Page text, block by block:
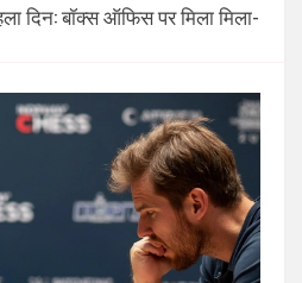
दिन: बॉक्स ऑफिस पर मिला मिला-